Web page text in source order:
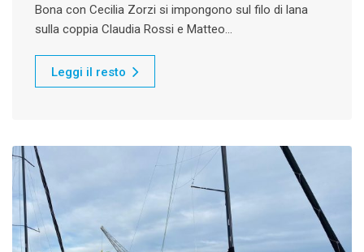
Bona con Cecilia Zorzi si impongono sul filo di lana
sulla coppia Claudia Rossi e Matteo…
Leggi il resto